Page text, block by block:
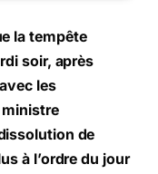
la tempête
soir, après
les
de
à l’ordre du jour